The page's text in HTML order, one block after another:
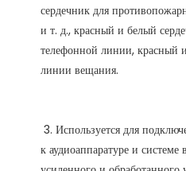
сердечник для
и т. д., красный и белый
телефонной линии, красный
3. Используется для подключения усилителя мощности
к аудиоаппаратуре и системе